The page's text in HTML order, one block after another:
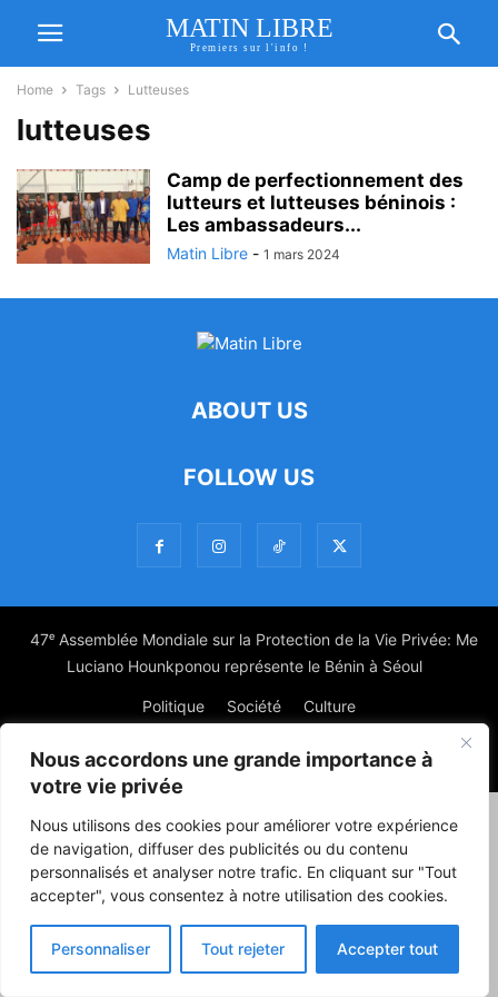
Nous accordons une grande importance à
votre vie privée
Nous utilisons des cookies pour améliorer votre expérience
de navigation, diffuser des publicités ou du contenu
personnalisés et analyser notre trafic. En cliquant sur "Tout
accepter", vous consentez à notre utilisation des cookies.
Personnaliser Tout rejeter Accepter tout
MATIN LIBRE
Premiers sur l'info !
Home Tags Lutteuses
lutteuses
Camp de perfectionnement des
lutteurs et lutteuses béninois :
Les ambassadeurs...
Matin Libre - 1 mars 2024
ABOUT US
FOLLOW US
47ᵉ Assemblée Mondiale sur la Protection de la Vie Privée: Me
Luciano Hounkponou représente le Bénin à Séoul
Politique Société Culture
© Powered by digitXplus Francophone